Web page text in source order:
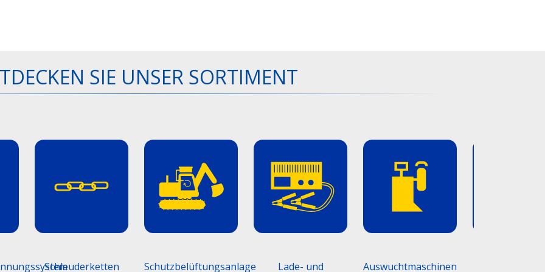
SIE UNSER SORTIMENT
Schleuderketten Schutzbelüftungsanlage Lade- und Auswuchtmaschinen